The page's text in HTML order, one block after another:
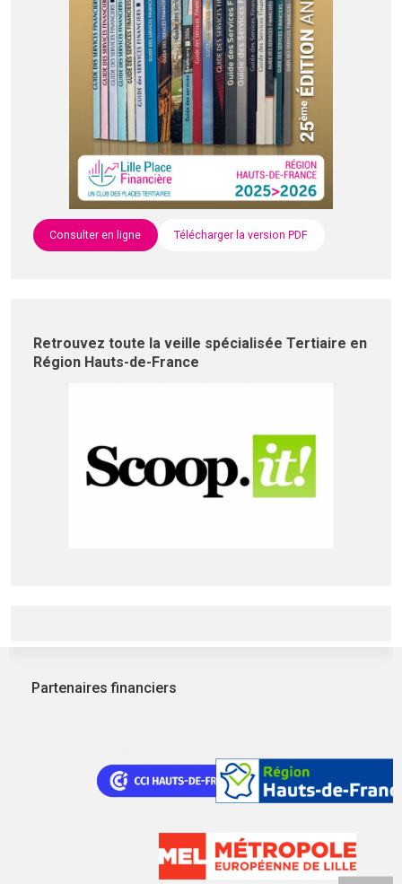
Consulter en ligne Télécharger la version PDF
Retrouvez toute la veille spécialisée Tertiaire en
Région Hauts-de-France
Partenaires financiers